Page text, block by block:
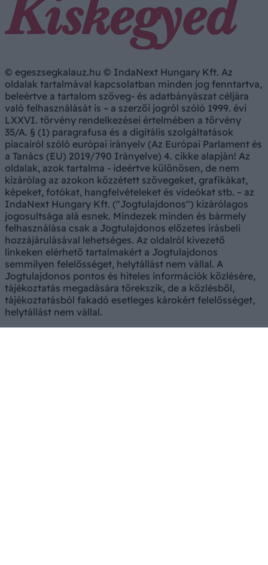
© egeszsegkalauz.hu © IndaNext Hungary Kft. Az
oldalak tartalmával kapcsolatban minden jog fenntartva,
beleértve a tartalom szöveg- és adatbányászat céljára
való felhasználását is – a szerzői jogról szóló 1999. évi
LXXVI. törvény rendelkezései értelmében a törvény
35/A. § (1) paragrafusa és a digitális szolgáltatások
piacairól szóló európai irányelv (Az Európai Parlament és
a Tanács (EU) 2019/790 Irányelve) 4. cikke alapján! Az
oldalak, azok tartalma - ideértve különösen, de nem
kizárólag az azokon közzétett szövegeket, grafikákat,
képeket, fotókat, hangfelvételeket és videókat stb. – az
IndaNext Hungary Kft. ("Jogtulajdonos") kizárólagos
jogosultsága alá esnek. Mindezek minden és bármely
felhasználása csak a Jogtulajdonos előzetes írásbeli
hozzájárulásával lehetséges. Az oldalról kivezető
linkeken elérhető tartalmakért a Jogtulajdonos
semmilyen felelősséget, helytállást nem vállal. A
Jogtulajdonos pontos és hiteles információk közlésére,
tájékoztatás megadására törekszik, de a közlésből,
tájékoztatásból fakadó esetleges károkért felelősséget,
helytállást nem vállal.